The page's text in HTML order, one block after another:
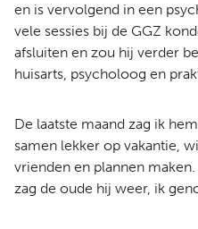
en is vervolgend in een
vele sessies bij de GGZ
afsluiten en zou hij verder
huisarts, psycholoog en
De laatste maand zag ik
samen lekker op vakantie,
vrienden en plannen
zag de oude hij weer, ik